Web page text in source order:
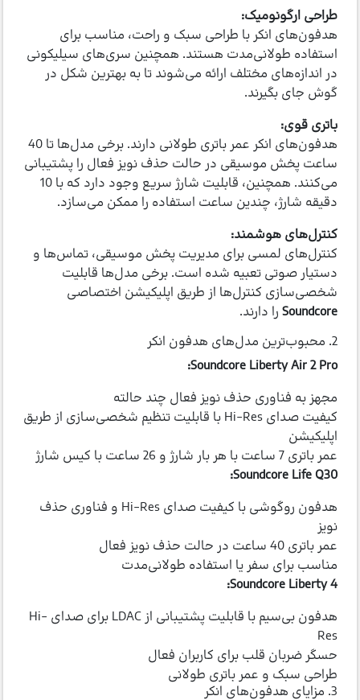
طراحی ارگونومیک:
هدفون‌های انکر با طراحی سبک و راحت، مناسب برای
استفاده طولانی‌مدت هستند. همچنین سری‌های سیلیکونی
در اندازه‌های مختلف ارائه می‌شوند تا به بهترین شکل در
گوش جای بگیرند.
باتری قوی:
هدفون‌های انکر عمر باتری طولانی دارند. برخی مدل‌ها تا 40
ساعت پخش موسیقی در حالت حذف نویز فعال را پشتیبانی
می‌کنند. همچنین، قابلیت شارژ سریع وجود دارد که با 10
دقیقه شارژ، چندین ساعت استفاده را ممکن می‌سازد.
کنترل‌های هوشمند:
کنترل‌های لمسی برای مدیریت پخش موسیقی، تماس‌ها و
دستیار صوتی تعبیه شده است. برخی مدل‌ها قابلیت
شخصی‌سازی کنترل‌ها از طریق اپلیکیشن اختصاصی
Soundcore را دارند.
2. محبوب‌ترین مدل‌های هدفون انکر
Soundcore Liberty Air 2 Pro:
مجهز به فناوری حذف نویز فعال چند حالته
کیفیت صدای Hi-Res با قابلیت تنظیم شخصی‌سازی از طریق
اپلیکیشن
عمر باتری 7 ساعت با هر بار شارژ و 26 ساعت با کیس شارژ
Soundcore Life Q30:
هدفون روگوشی با کیفیت صدای Hi-Res و فناوری حذف
نویز
عمر باتری 40 ساعت در حالت حذف نویز فعال
مناسب برای سفر یا استفاده طولانی‌مدت
Soundcore Liberty 4:
هدفون بی‌سیم با قابلیت پشتیبانی از LDAC برای صدای Hi-
Res
حسگر ضربان قلب برای کاربران فعال
طراحی سبک و عمر باتری طولانی
3. مزایای هدفون‌های انکر